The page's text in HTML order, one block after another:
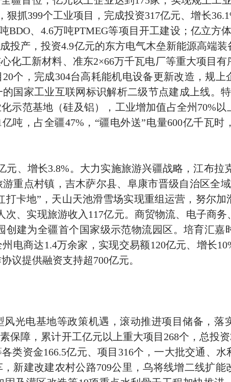
狠抓399个工业项目，完成投资317亿元、增长
BDO、 4.6万吨PTMEG等项目开工建设；亿立方
投产，投资4.9亿元的东方电气木垒新能源高端
化工新材料、准东2×66万千瓦电厂等重大项目有
20个，完成304台高耗能机电设备更新改造，规上
国家工业互联网标识解析二级节点建成上线。
示范基地（硅及铝），工业增加值占全州 70%以
亿吨，占全疆47% ， “疆电外送”电量600亿千瓦时
元、增长3.8%。大力实施旅游兴疆战略，江布拉
重点村镇，吉木萨尔县、阜康市晋级自治区全
打卡地” ，天山天池滑雪场实现重组运营，努尔
次、实现旅游收入 117亿元。商贸物流、电子商
创建为全疆首个国家级示范物流园区。培育汇嘉
电商达1.4万余家，实现交易额120亿元、增长
议提供融资支持超700亿元。
光电基地等政策机遇，滚动推进项目储备，落
保障，累计开工亿元以上重大项目 268个，总投资
类资金166.5亿元、项目 316个，一大批交通、水
新建改建农村公路709公里，乌将线增二线扩能